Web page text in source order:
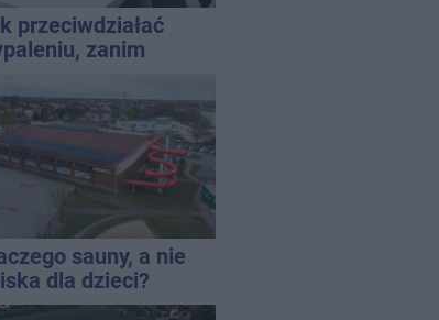
przeciwdziałać
zanim
sauny, a nie
dla dzieci?
odpowiada